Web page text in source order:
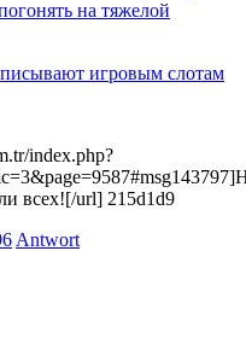
на тяжелой
игровым слотам
index.php?
всех![/url] 215d1d9
Antwort